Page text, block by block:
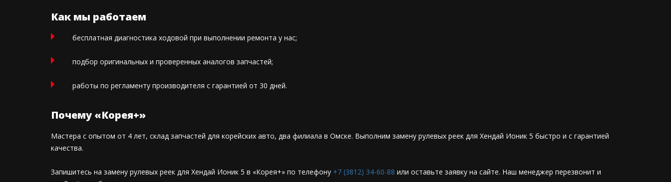
Как мы работаем
бесплатная диагностика ходовой при выполнении ремонта у нас;
подбор оригинальных и проверенных аналогов запчастей;
работы по регламенту производителя с гарантией от 30 дней.
Почему «Корея+»
Мастера с опытом от 4 лет, склад запчастей для корейских авто, два филиала в Омске. Выполним замену рулевых реек для Хендай Ионик 5 быстро и с гарантией
качества.
Запишитесь на замену рулевых реек для Хендай Ионик 5 в «Корея+» по телефону +7 (3812) 34-60-88 или оставьте заявку на сайте. Наш менеджер перезвонит и